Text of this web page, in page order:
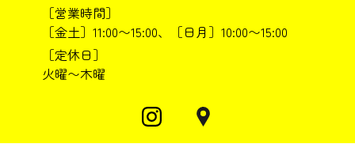
［営業時間］
［金土］11:00〜15:00、［日月］10:00〜15:00
［定休日］
火曜〜木曜